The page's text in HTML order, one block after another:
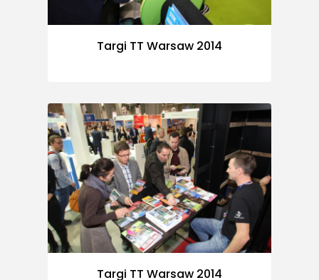
Targi TT Warsaw 2014
Targi TT Warsaw 2014